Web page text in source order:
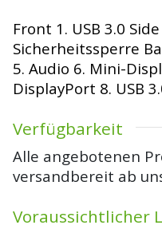
Front 1. USB 3.0
Sicherheitssperre
5. Audio 6. Mini-
DisplayPort 8. USB
Verfügbarkeit
Alle angebotenen
versandbereit ab
Voraussichtlicher